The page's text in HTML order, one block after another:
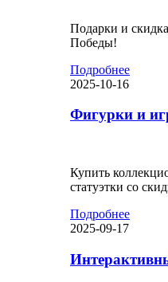
Подарки и
Победы!
Подробнее
2025-10-16
Фигурки и
Купить
статуэтки со
Подробнее
2025-09-17